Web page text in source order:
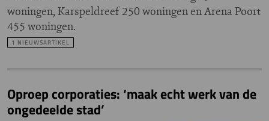
woningen, Karspeldreef 250 woningen en Arena Poort
455 woningen.
1 NIEUWSARTIKEL
Oproep corporaties: ‘maak echt werk van de
ongedeelde stad’